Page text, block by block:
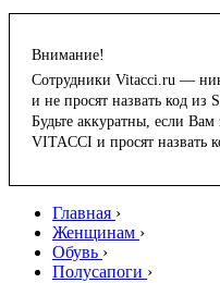
Внимание!
Сотрудники Vitacci.ru —
и не просят назвать код из
Будьте аккуратны, если
VITACCI и просят
Главная ›
Женщинам ›
Обувь ›
Полусапоги ›